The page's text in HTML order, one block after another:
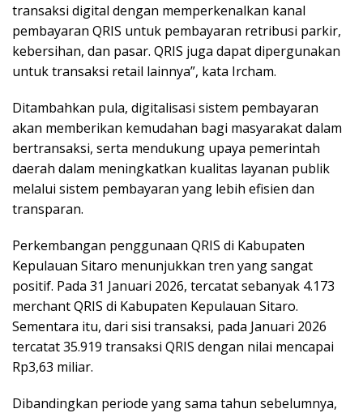
transaksi digital dengan memperkenalkan kanal
pembayaran QRIS untuk pembayaran retribusi parkir,
kebersihan, dan pasar. QRIS juga dapat dipergunakan
untuk transaksi retail lainnya”, kata Ircham.
Ditambahkan pula, digitalisasi sistem pembayaran
akan memberikan kemudahan bagi masyarakat dalam
bertransaksi, serta mendukung upaya pemerintah
daerah dalam meningkatkan kualitas layanan publik
melalui sistem pembayaran yang lebih efisien dan
transparan.
Perkembangan penggunaan QRIS di Kabupaten
Kepulauan Sitaro menunjukkan tren yang sangat
positif. Pada 31 Januari 2026, tercatat sebanyak 4.173
merchant QRIS di Kabupaten Kepulauan Sitaro.
Sementara itu, dari sisi transaksi, pada Januari 2026
tercatat 35.919 transaksi QRIS dengan nilai mencapai
Rp3,63 miliar.
Dibandingkan periode yang sama tahun sebelumnya,